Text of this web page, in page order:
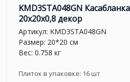
KMD3STA048GN
20x20x0,8 декор
Артикул: KMD3STA048GN
Размер: 20*20 см
Вес: 0.758 кг
Плиток в упаковке: 16шт